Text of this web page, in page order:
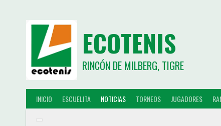
ECOTENIS
RINCÓN DE MILBERG, TIGRE
INICIO ESCUELITA NOTICIAS TORNEOS JUGADORES